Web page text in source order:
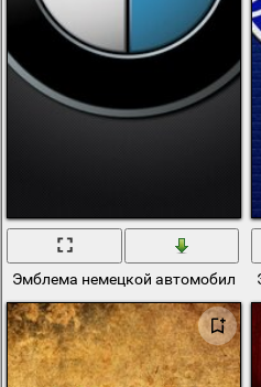
Эмблема немецкой